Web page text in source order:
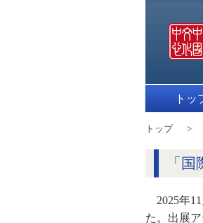
トッ
トップ
「
2025年
た。出展